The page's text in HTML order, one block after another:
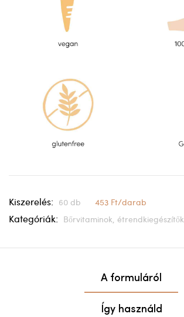
Kiszerelés: 60 db 453 Ft/darab
Kategóriák: Bőrvitaminok, étrendkiegészítők
A formuláról
Így használd